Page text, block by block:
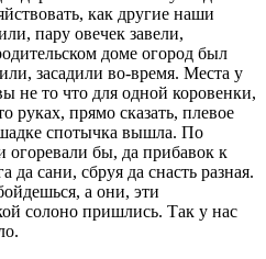
как другие наши
пару овечек завели,
доме огород был
засадили во-время. Места у
не то что для одной коровенки,
руках, прямо сказать, плевое
спотычка вышла. По
бы, да прибавок к
да сани, сбруя да снасть разная.
а они, эти
солоно пришлись. Так у нас